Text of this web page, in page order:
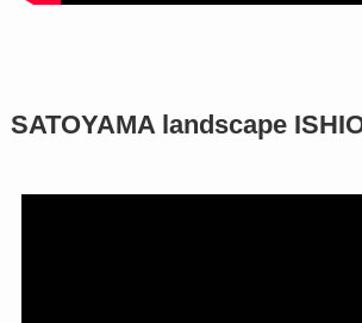
SATOYAMA landscape